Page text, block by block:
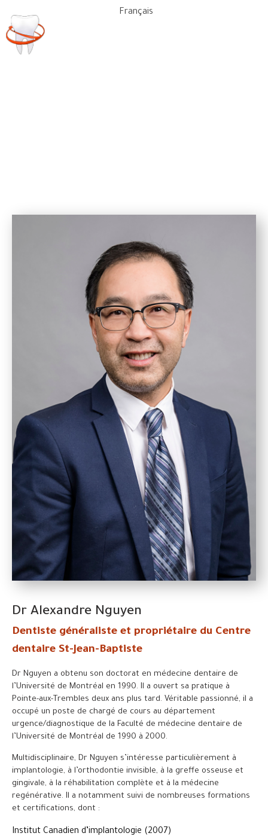
Dr Alexandre Nguyen
Dentiste généraliste et propriétaire du Centre
dentaire St-Jean-Baptiste
Dr Nguyen a obtenu son doctorat en médecine dentaire de
l’Université de Montréal en 1990. Il a ouvert sa pratique à
Pointe-aux-Trembles deux ans plus tard. Véritable passionné, il a
occupé un poste de chargé de cours au département
urgence/diagnostique de la Faculté de médecine dentaire de
l’Université de Montréal de 1990 à 2000.
Multidisciplinaire, Dr Nguyen s’intéresse particulièrement à
implantologie, à l’orthodontie invisible, à la greffe osseuse et
gingivale, à la réhabilitation complète et à la médecine
regénérative. Il a notamment suivi de nombreuses formations
et certifications, dont :
Institut Canadien d’implantologie (2007)
Français